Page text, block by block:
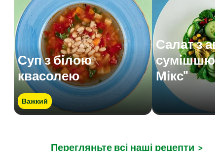
Суп з білою
квасолею
Важкий
Салат з
сумішшю
Мікс"
Перегляньте всі наші рецепти >